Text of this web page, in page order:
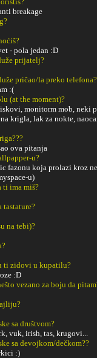
breakage
- pola jedan :D
prijatelj?
pričao/la preko telefona?
:(
(at the moment)?
monitorm mob, neki
krigla, lak za nokte,
ova pitanja
u?
fazonu koja prolazi kroz
u)
ti ima miš?
na tebi)?
ti zidovi u kupatilu?
:D
vezano za boju da
sa društvom?
vuk, irish, tas, krugovi...
sa devojkom/dečkom??
:)